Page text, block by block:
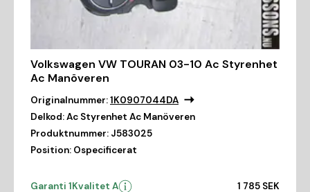
Volkswagen VW TOURAN 03-10 Ac Styrenhet
Ac Manöveren
Originalnummer:1K0907044DA
Delkod:Ac Styrenhet Ac Manöveren
Produktnummer: J583025
Position: Ospecificerat
Garanti 1Kvalitet A 1 785 SEK